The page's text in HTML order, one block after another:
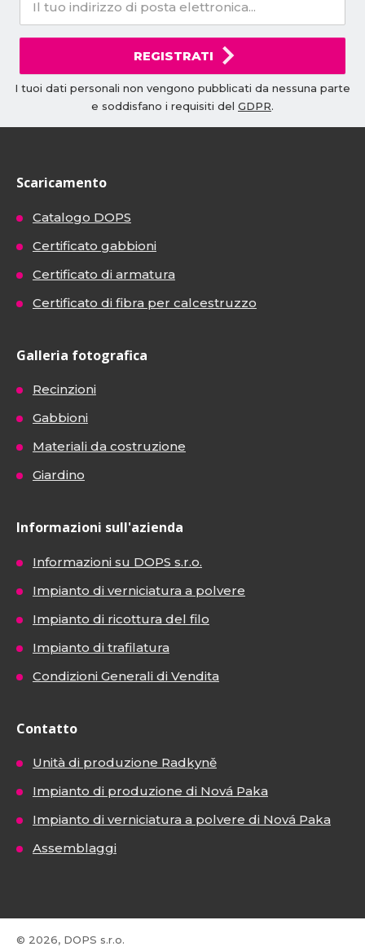
REGISTRATI
I tuoi dati personali non vengono pubblicati da nessuna parte
e soddisfano i requisiti del GDPR.
Scaricamento
Catalogo DOPS
Certificato gabbioni
Certificato di armatura
Certificato di fibra per calcestruzzo
Galleria fotografica
Recinzioni
Gabbioni
Materiali da costruzione
Giardino
Informazioni sull'azienda
Informazioni su DOPS s.r.o.
Impianto di verniciatura a polvere
Impianto di ricottura del filo
Impianto di trafilatura
Condizioni Generali di Vendita
Contatto
Unità di produzione Radkyně
Impianto di produzione di Nová Paka
Impianto di verniciatura a polvere di Nová Paka
Assemblaggi
© 2026, DOPS s.r.o.